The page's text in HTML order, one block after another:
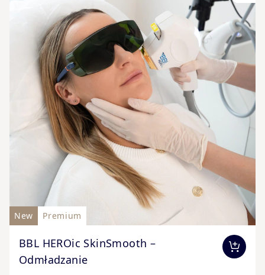
New Premium
BBL HEROic SkinSmooth –
Odmładzanie
The price depends on the options chosen on the